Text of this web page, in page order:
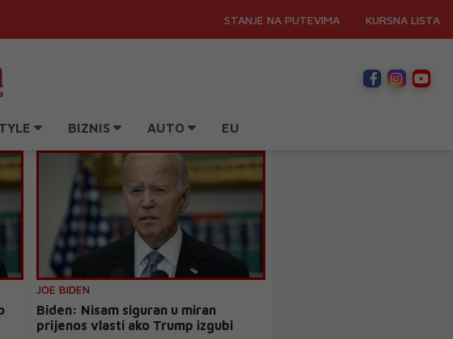
STANJE NA PUTEVIMA KURSNA LISTA
BIZNIS AUTO EU
JOE BIDEN
Biden: Nisam siguran u miran
prijenos vlasti ako Trump izgubi